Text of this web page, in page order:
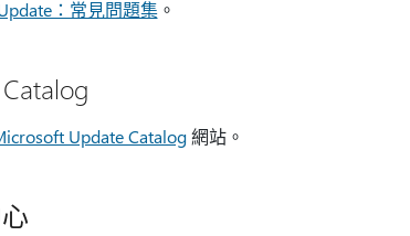
：常見問題集。
Update Catalog網站。